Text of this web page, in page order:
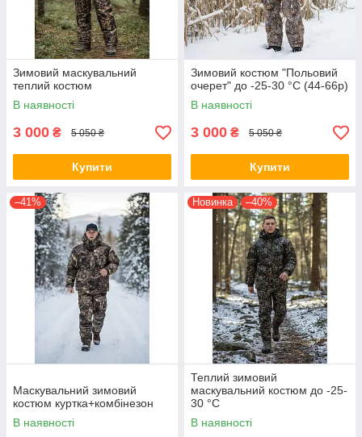
Зимовий маскувальний
теплий костюм
В наявності
3 000 ₴ 5 050 ₴
Купити
Зимовий костюм "Польовий
очерет" до -25-30 °C (44-66р)
В наявності
3 000 ₴ 5 050 ₴
Купити
–41%
Маскувальний зимовий
костюм куртка+комбінезон
В наявності
Новинка –40%
Теплий зимовий
маскувальний костюм до -25-
30 °C
В наявності